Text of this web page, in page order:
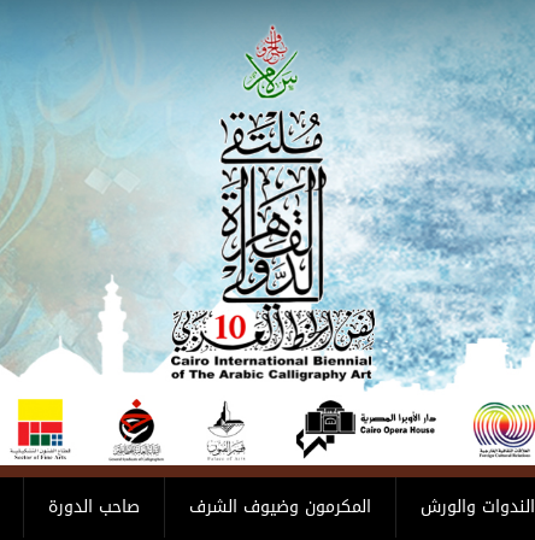
صاحب الدورة المكرمون وضيوف الشرف الندوات والورش